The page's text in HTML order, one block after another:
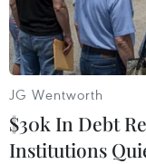
JG Wentworth
$30k In Debt
Institutions